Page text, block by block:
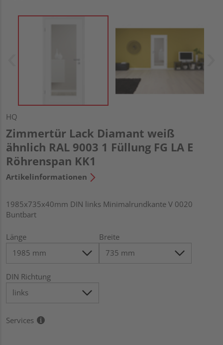
HQ
Zimmertür Lack Diamant weiß
ähnlich RAL 9003 1 Füllung FG LA E
Röhrenspan KK1
Artikelinformationen
1985x735x40mm DIN links Minimalrundkante V 0020
Buntbart
Länge Breite
DIN Richtung
Services